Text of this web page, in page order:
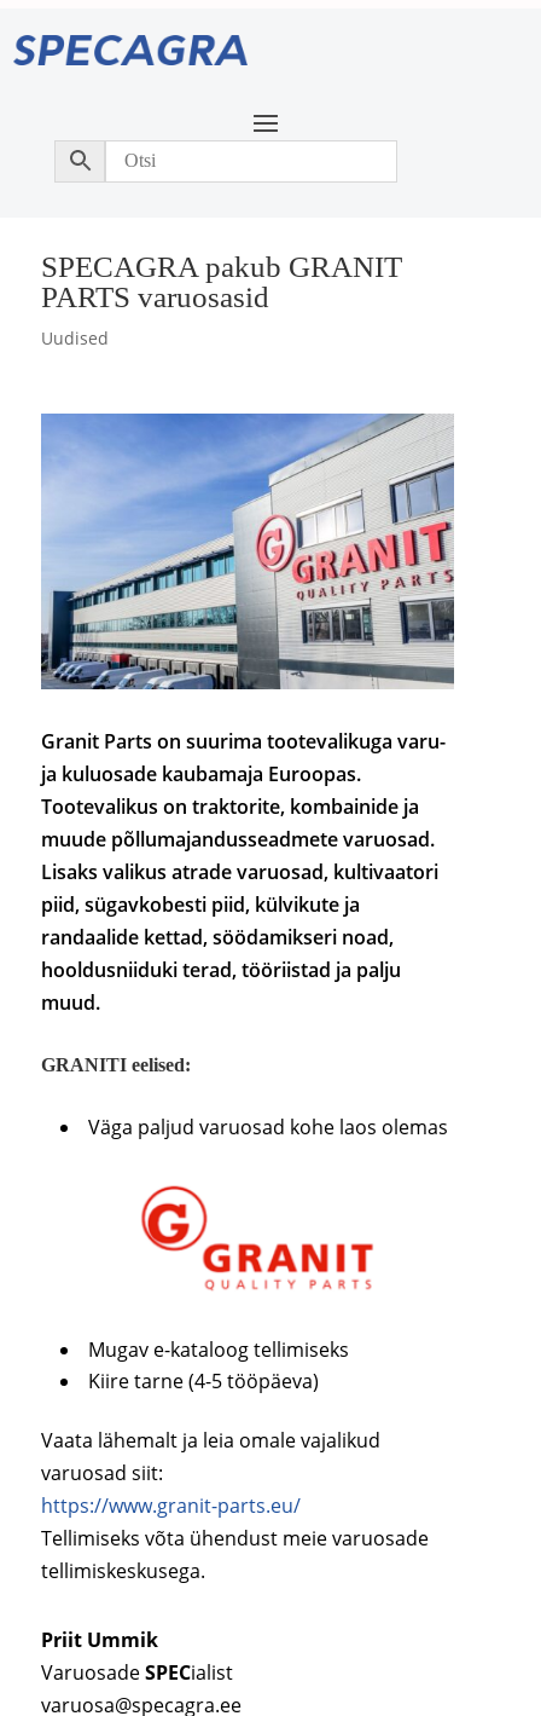
SPECAGRA pakub GRANIT
PARTS varuosasid
Uudised
Granit Parts on suurima tootevalikuga varu-
ja kuluosade kaubamaja Euroopas.
Tootevalikus on traktorite, kombainide ja
muude põllumajandusseadmete varuosad.
Lisaks valikus atrade varuosad, kultivaatori
piid, sügavkobesti piid, külvikute ja
randaalide kettad, söödamikseri noad,
hooldusniiduki terad, tööriistad ja palju
muud.
GRANITI eelised:
Väga paljud varuosad kohe laos olemas
Mugav e-kataloog tellimiseks
Kiire tarne (4-5 tööpäeva)
Vaata lähemalt ja leia omale vajalikud
varuosad siit:
https://www.granit-parts.eu/
Tellimiseks võta ühendust meie varuosade
tellimiskeskusega.
Priit Ummik
VaruosadeSPECialist
varuosa@specagra.ee